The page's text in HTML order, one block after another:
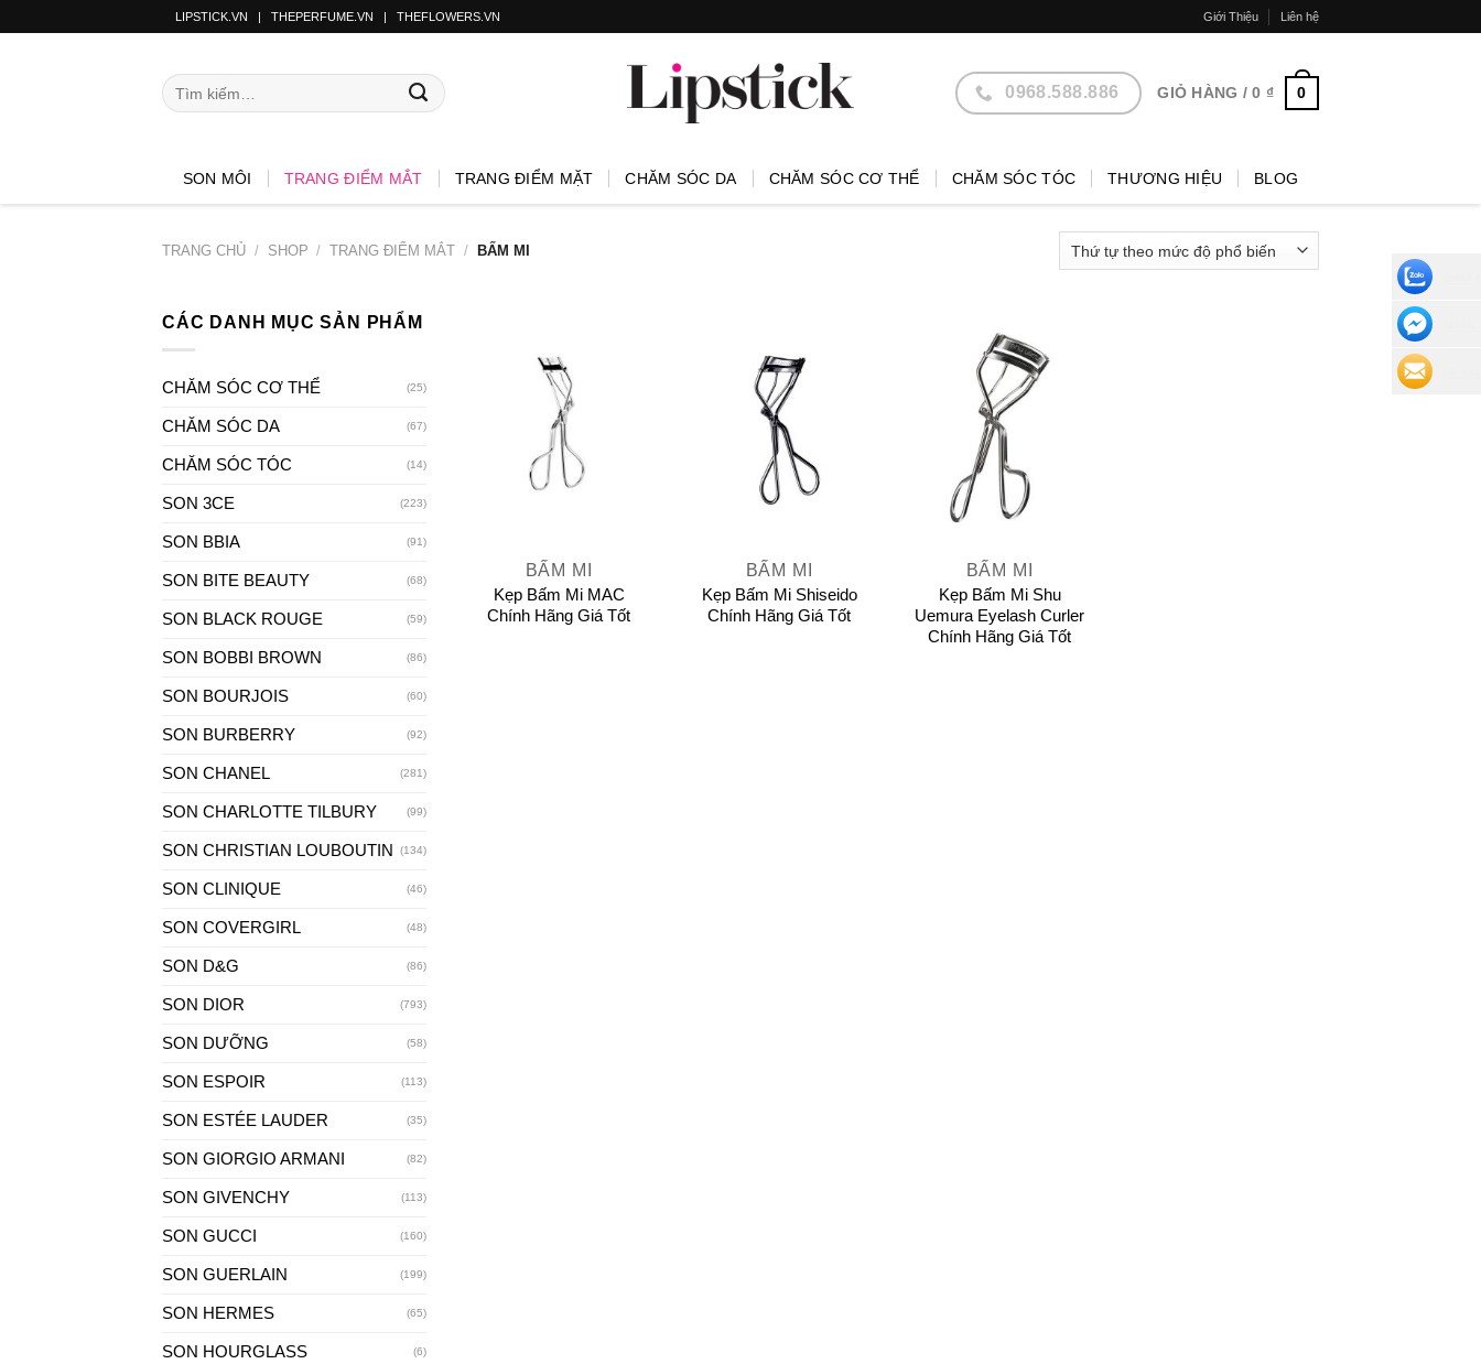
LIPSTICK.VN | THEPERFUME.VN | THEFLOWERS.VN Giới Thiệu Liên hệ
0968.588.886 GIỎ HÀNG /0 ₫ 0
SON MÔI TRANG ĐIỂM MẮT TRANG ĐIỂM MẶT CHĂM SÓC DA CHĂM SÓC CƠ THỂ CHĂM SÓC TÓC THƯƠNG HIỆU BLOG
TRANG CHỦ / SHOP / TRANG ĐIỂM MẮT / BẤM MI
CÁC DANH MỤC SẢN PHẨM
CHĂM SÓC CƠ THỂ (25)
CHĂM SÓC DA (67)
CHĂM SÓC TÓC (14)
SON 3CE (223)
SON BBIA (91)
SON BITE BEAUTY (68)
SON BLACK ROUGE (59)
SON BOBBI BROWN (86)
SON BOURJOIS (60)
SON BURBERRY (92)
SON CHANEL (281)
SON CHARLOTTE TILBURY (99)
SON CHRISTIAN LOUBOUTIN (134)
SON CLINIQUE (46)
SON COVERGIRL (48)
SON D&G (86)
SON DIOR (793)
SON DƯỠNG (58)
SON ESPOIR (113)
SON ESTÉE LAUDER (35)
SON GIORGIO ARMANI (82)
SON GIVENCHY (113)
SON GUCCI (160)
SON GUERLAIN (199)
SON HERMES (65)
SON HOURGLASS (6)
BẤM MI
Kẹp Bấm Mi MAC
Chính Hãng Giá Tốt
BẤM MI
Kẹp Bấm Mi Shiseido
Chính Hãng Giá Tốt
BẤM MI
Kẹp Bấm Mi Shu
Uemura Eyelash Curler
Chính Hãng Giá Tốt